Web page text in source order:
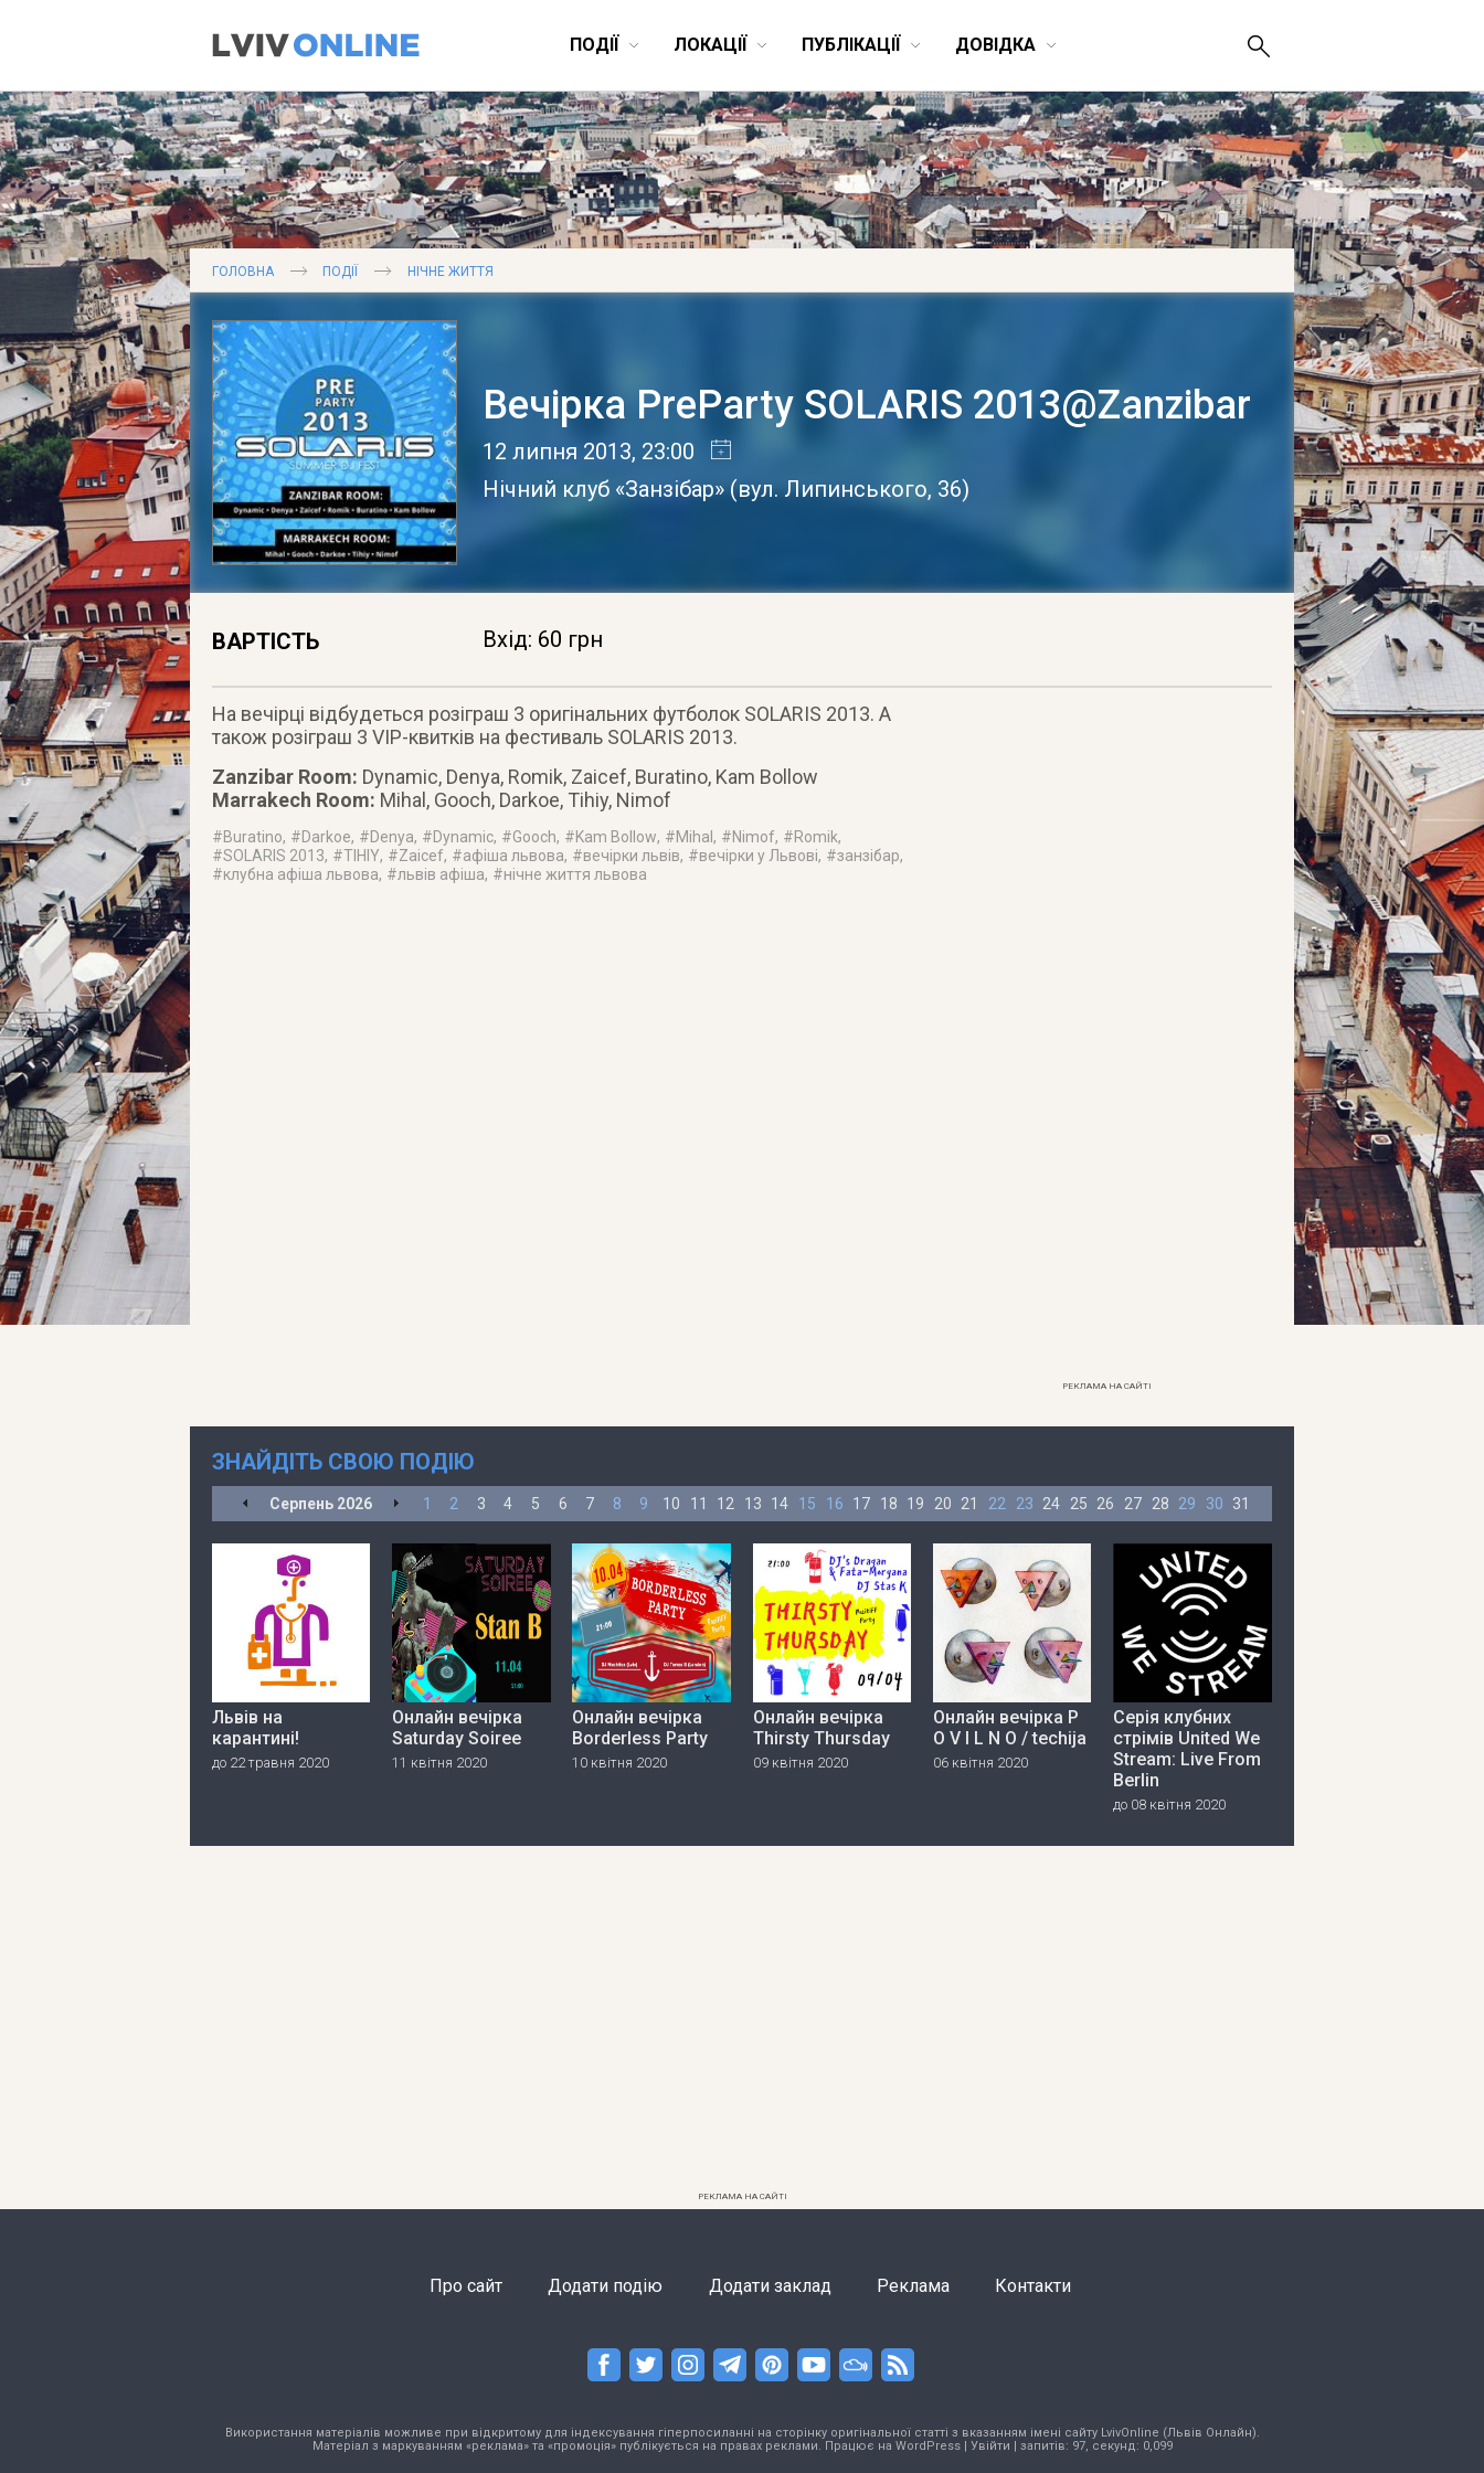
ПОДІЇ ЛОКАЦІЇ ПУБЛІКАЦІЇ ДОВІДКА
ГОЛОВНА ПОДІЇ НІЧНЕ ЖИТТЯ
Вечірка PreParty SOLARIS 2013@Zanzibar
12 липня 2013, 23:00
Нічний клуб «Занзібар» (вул. Липинського, 36)
ВАРТІСТЬ Вхід: 60 грн
На вечірці відбудеться розіграш 3 оригінальних футболок SOLARIS 2013. А
також розіграш 3 VIP-квитків на фестиваль SOLARIS 2013.
Zanzibar Room: Dynamic, Denya, Romik, Zaicef, Buratino, Kam Bollow
Marrakech Room: Mihal, Gooch, Darkoe, Tihiy, Nimof
#Buratino, #Darkoe, #Denya, #Dynamic, #Gooch, #Kam Bollow, #Mihal , #Nimof, #Romik,
#SOLARIS 2013, #TIHIY, #Zaicef, #афіша львова, #вечірки львів, #вечірки у Львові, #занзібар,
#клубна афіша львова, #львів афіша, #нічне життя львова
РЕКЛАМА НА САЙТІ
ЗНАЙДІТЬ СВОЮ ПОДІЮ
Серпень 2026 1 2 3 4 5 6 7 8 9 10 11 12 13 14 15 16 17 18 19 20 21 22 23 24 25 26 27 28 29 30 31
Львів на
карантині!
до 22 травня 2020
Онлайн вечірка
Saturday Soiree
11 квітня 2020
Онлайн вечірка
Borderless Party
10 квітня 2020
Онлайн вечірка
Thirsty Thursday
09 квітня 2020
Онлайн вечірка P
O V I L N O / techija
06 квітня 2020
Серія клубних
стрімів United We
Stream: Live From
Berlin
до 08 квітня 2020
РЕКЛАМА НА САЙТІ
Про сайт Додати подію Додати заклад Реклама Контакти
Використання матеріалів можливе при відкритому для індексування гіперпосиланні на сторінку оригінальної статті з вказанням імені сайту LvivOnline (Львів Онлайн).
Матеріал з маркуванням «реклама» та «промоція» публікується на правах реклами. Працює на WordPress| Увійти | запитів: 97, секунд: 0,099